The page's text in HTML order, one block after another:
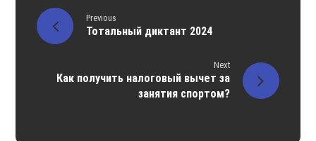
Previous
Тотальный диктант 2024
Next
Как получить налоговый вычет за
занятия спортом?